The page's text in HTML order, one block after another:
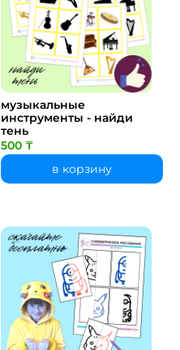
музыкальные
инструменты - найди
тень
500 ₸
в корзину